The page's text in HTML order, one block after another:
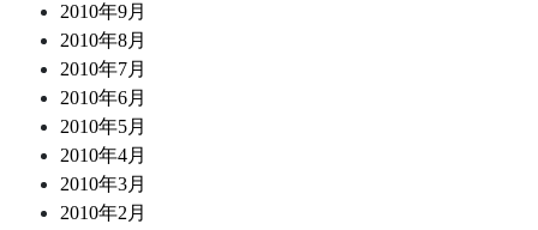
2010年9月
2010年8月
2010年7月
2010年6月
2010年5月
2010年4月
2010年3月
2010年2月